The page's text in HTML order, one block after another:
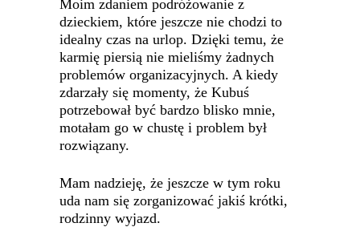
Moim zdaniem podróżowanie z
dzieckiem, które jeszcze nie chodzi to
idealny czas na urlop. Dzięki temu, że
karmię piersią nie mieliśmy żadnych
problemów organizacyjnych. A kiedy
zdarzały się momenty, że Kubuś
potrzebował być bardzo blisko mnie,
motałam go w chustę i problem był
rozwiązany.
Mam nadzieję, że jeszcze w tym roku
uda nam się zorganizować jakiś krótki,
rodzinny wyjazd.